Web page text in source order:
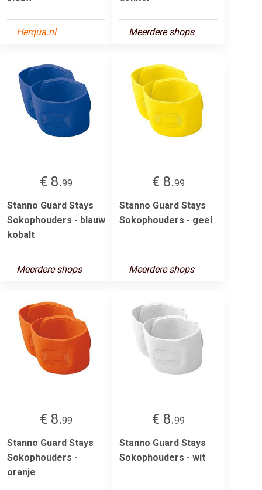
Herqua.nl Meerdere shops
€ 8.99
Stanno Guard Stays
Sokophouders - blauw
kobalt
Meerdere shops
€ 8.99
Stanno Guard Stays
Sokophouders - geel
Meerdere shops
€ 8.99
Stanno Guard Stays
Sokophouders -
oranje
€ 8.99
Stanno Guard Stays
Sokophouders - wit